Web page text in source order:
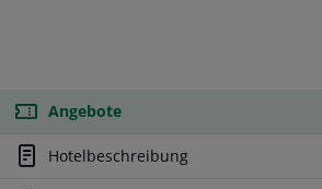
Angebote
Hotelbeschreibung